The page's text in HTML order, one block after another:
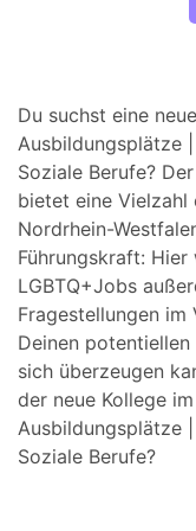
Du suchst eine
Ausbildungsplätze
Soziale Berufe?
bietet eine
Nordrhein-
Führungskraft:
LGBTQ+Jobs
Fragestellungen im
Deinen
sich überzeugen
der neue Kollege
Ausbildungsplätze
Soziale Berufe?